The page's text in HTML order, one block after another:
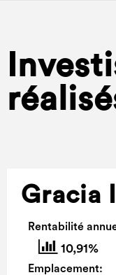
Gracia
Rentabilité
10,91%
Emplacement: